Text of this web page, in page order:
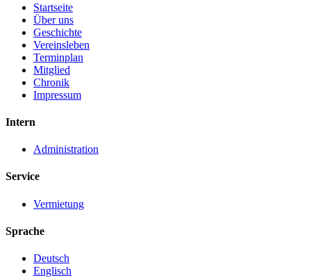
Startseite
Über uns
Geschichte
Vereinsleben
Terminplan
Mitglied
Chronik
Impressum
Intern
Administration
Service
Vermietung
Sprache
Deutsch
Englisch